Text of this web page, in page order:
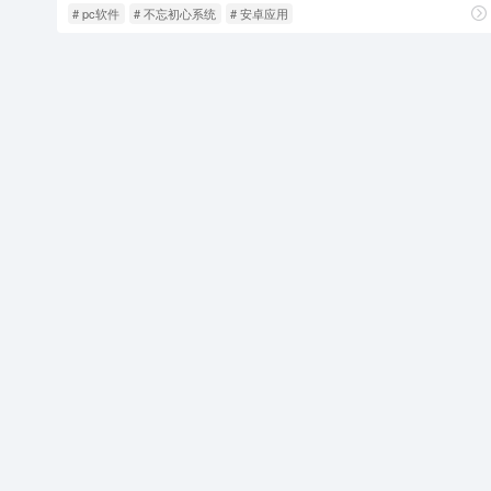
# pc软件 # 不忘初心系统 # 安卓应用